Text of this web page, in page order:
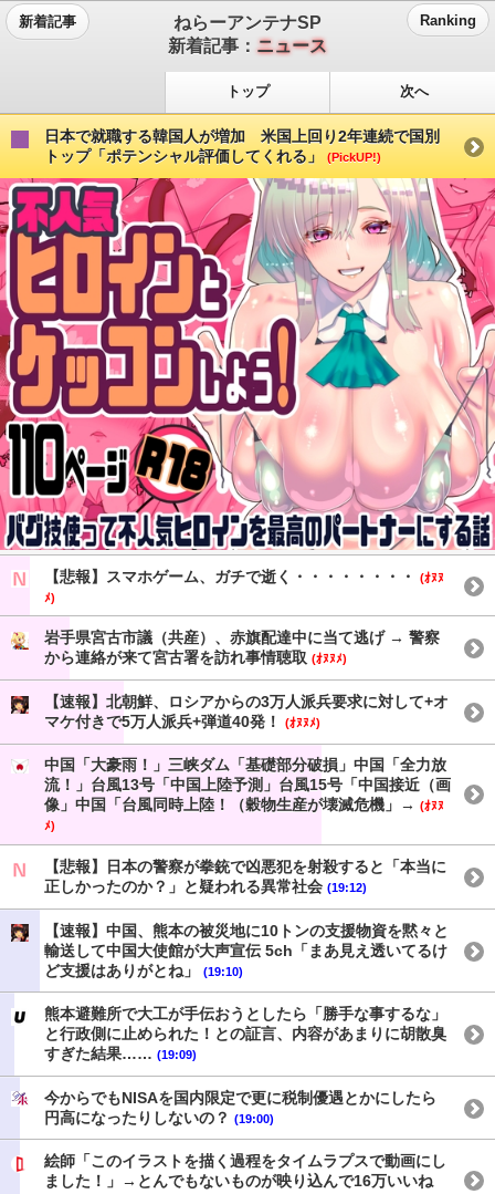
新着記事
ねらーアンテナSP
新着記事： ニュース
Ranking
トップ 次へ
日本で就職する韓国人が増加 米国上回り2年連続で国別
トップ「ポテンシャル評価してくれる」
(PickUP!)
【悲報】スマホゲーム、ガチで逝く・・・・・・・・
(ｵﾇﾇ
ﾒ)
岩手県宮古市議（共産）、赤旗配達中に当て逃げ → 警察
から連絡が来て宮古署を訪れ事情聴取 (ｵﾇﾇﾒ)
【速報】北朝鮮、ロシアからの3万人派兵要求に対して+オ
マケ付きで5万人派兵+弾道40発！
(ｵﾇﾇﾒ)
中国「大豪雨！」三峡ダム「基礎部分破損」中国「全力放
流！」台風13号「中国上陸予測」台風15号「中国接近（画
像」中国「台風同時上陸！（穀物生産が壊滅危機」→ (ｵﾇﾇ
ﾒ)
【悲報】日本の警察が拳銃で凶悪犯を射殺すると「本当に
正しかったのか？」と疑われる異常社会 (19:12)
【速報】中国、熊本の被災地に10トンの支援物資を黙々と
輸送して中国大使館が大声宣伝 5ch「まあ見え透いてるけ
ど支援はありがとね」
(19:10)
熊本避難所で大工が手伝おうとしたら「勝手な事するな」
と行政側に止められた！との証言、内容があまりに胡散臭
すぎた結果…… (19:09)
今からでもNISAを国内限定で更に税制優遇とかにしたら
円高になったりしないの？ (19:00)
絵師「このイラストを描く過程をタイムラプスで動画にし
ました！」→とんでもないものが映り込んで16万いいね